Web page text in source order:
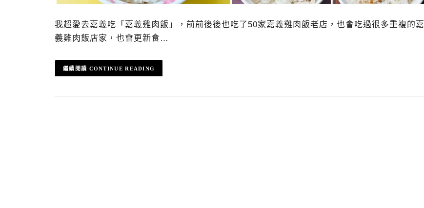
我超愛去嘉義吃「嘉義雞肉飯」，前前後後也吃了50家嘉義雞肉飯老店，也會吃過很多重複的嘉
義雞肉飯店家，也會更新食…
CONTINUE READING